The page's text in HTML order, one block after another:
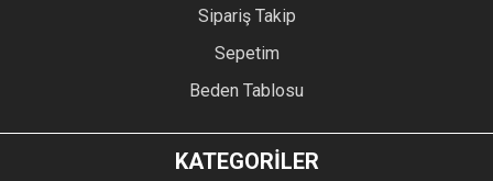
Sipariş Takip
Sepetim
Beden Tablosu
KATEGORİLER